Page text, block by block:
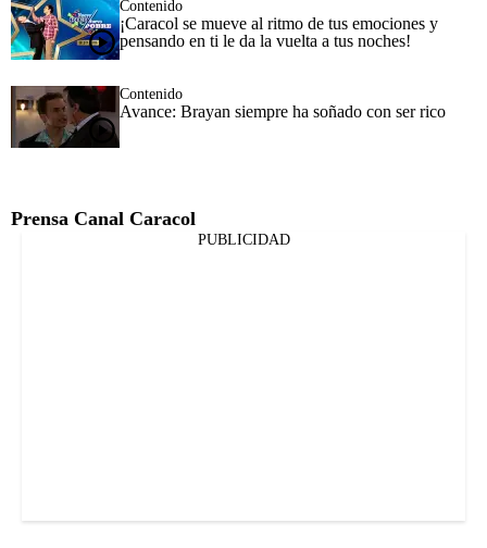
Contenido
¡Caracol se mueve al ritmo de tus emociones y
pensando en ti le da la vuelta a tus noches!
Contenido
Avance: Brayan siempre ha soñado con ser rico
Prensa Canal Caracol
PUBLICIDAD